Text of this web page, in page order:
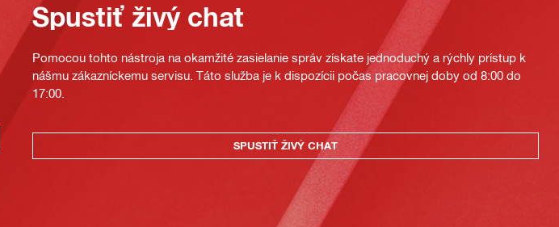
Spustiť živý chat
Pomocou tohto nástroja na okamžité zasielanie správ získate jednoduchý a rýchly prístup k
nášmu zákazníckemu servisu. Táto služba je k dispozícii počas pracovnej doby od 8:00 do
17:00.
SPUSTIŤ ŽIVÝ CHAT